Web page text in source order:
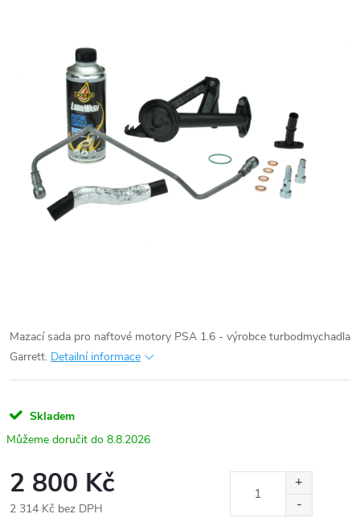
Mazací sada pro naftové motory PSA 1.6 - výrobce turbodmychadla
Garrett. Detailní informace
Skladem
8.8.2026
2 800 Kč
2 314 Kč bez DPH